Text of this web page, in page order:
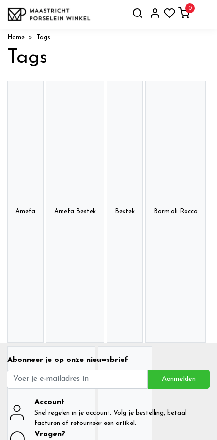
0
Home Tags
Tags
Amefa Amefa Bestek Bestek Bormioli Rocco
Abonneer je op onze nieuwsbrief
Aanmelden
Account
Snel regelen in je account. Volg je bestelling, betaal
facturen of retourneer een artikel.
Vragen?